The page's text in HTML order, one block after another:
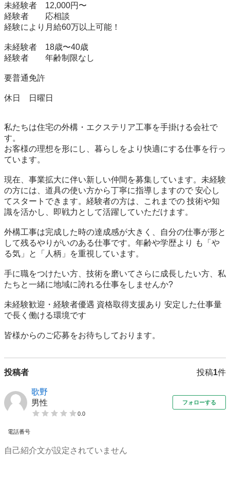
未経験者　12,000円〜
経験者　　応相談
経験により月給60万以上可能！
未経験者　18歳〜40歳
経験者　　年齢制限なし
要普通免許
休日　日曜日
私たちは住宅の外構・エクステリア工事を手掛ける会社で
す。
お客様の理想を形にし、暮らしをより快適にする仕事を行っ
ています。
現在、事業拡大に伴い新しい仲間を募集しています。未経験
の方には、道具の使い方から丁寧に指導しますので 安心し
てスタートできます。経験者の方は、これまでの 技術や知
識を活かし、即戦力として活躍していただけます。
外構工事は完成した時の達成感が大きく、自分の仕事が形と
して残るやりがいのある仕事です。年齢や学歴より も「や
る気」と「人柄」を重視しています。
手に職をつけたい方、技術を磨いてさらに成長したい方、私
たちと一緒に地域に誇れる仕事をしませんか?
未経験歓迎・経験者優遇 資格取得支援あり 安定した仕事量
で長く働ける環境です
皆様からのご応募をお待ちしております。
投稿者 投稿1件
歌野
男性
0.0
フォローする
電話番号
自己紹介文が設定されていません